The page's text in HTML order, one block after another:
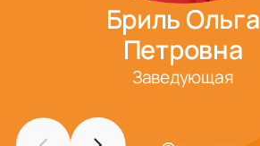
Бриль Ольга
Петровна
Заведующая